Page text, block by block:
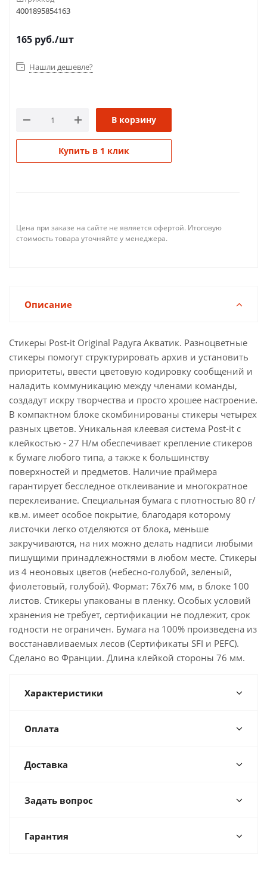
4001895854163
165 руб./шт
Нашли дешевле?
В корзину
Купить в 1 клик
Цена при заказе на сайте не является офертой. Итоговую
стоимость товара уточняйте у менеджера.
Описание
Стикеры Post-it Original Радуга Акватик. Разноцветные
стикеры помогут структурировать архив и установить
приоритеты, ввести цветовую кодировку сообщений и
наладить коммуникацию между членами команды,
создадут искру творчества и просто хрошее настроение.
В компактном блоке скомбинированы стикеры четырех
разных цветов. Уникальная клеевая система Post-it с
клейкостью - 27 Н/м обеспечивает крепление стикеров
к бумаге любого типа, а также к большинству
поверхностей и предметов. Наличие праймера
гарантирует бесследное отклеивание и многократное
переклеивание. Специальная бумага с плотностью 80 г/
кв.м. имеет особое покрытие, благодаря которому
листочки легко отделяются от блока, меньше
закручиваются, на них можно делать надписи любыми
пишущими принадлежностями в любом месте. Стикеры
из 4 неоновых цветов (небесно-голубой, зеленый,
фиолетовый, голубой). Формат: 76х76 мм, в блоке 100
листов. Стикеры упакованы в пленку. Особых условий
хранения не требует, сертификации не подлежит, срок
годности не ограничен. Бумага на 100% произведена из
восстанавливаемых лесов (Сертификаты SFI и PEFC).
Сделано во Франции. Длина клейкой стороны 76 мм.
Характеристики
Оплата
Доставка
Задать вопрос
Гарантия